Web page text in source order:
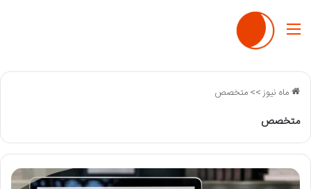
منو
ماه نیوز>>متخصص
متخصص